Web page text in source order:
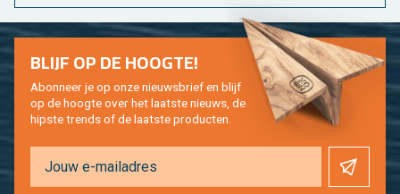
BLIJF OP DE HOOG­TE!
Abon­neer je op onze nieuws­brief en blijf
op de hoog­te over het laat­ste nieuws, de
hip­s­te trends of de laat­ste pro­duc­ten.